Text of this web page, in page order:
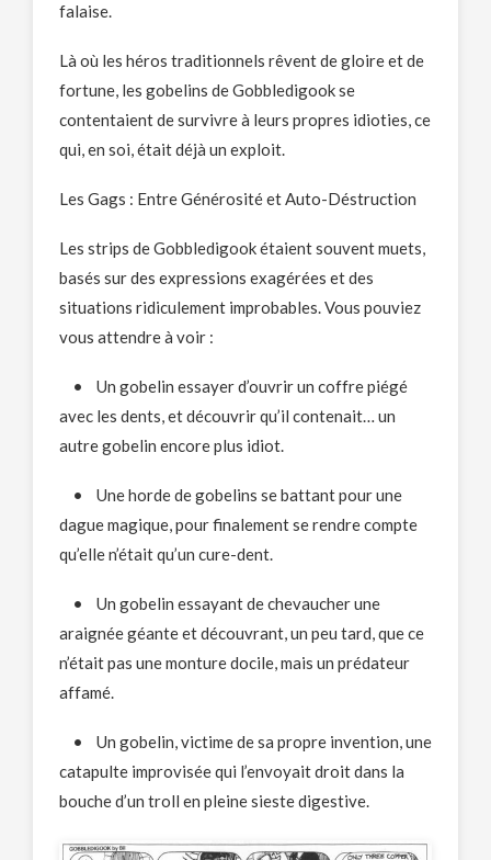
falaise.
Là où les héros traditionnels rêvent de gloire et de
fortune, les gobelins de Gobbledigook se
contentaient de survivre à leurs propres idioties, ce
qui, en soi, était déjà un exploit.
Les Gags : Entre Générosité et Auto-Déstruction
Les strips de Gobbledigook étaient souvent muets,
basés sur des expressions exagérées et des
situations ridiculement improbables. Vous pouviez
vous attendre à voir :
• Un gobelin essayer d’ouvrir un coffre piégé
avec les dents, et découvrir qu’il contenait… un
autre gobelin encore plus idiot.
• Une horde de gobelins se battant pour une
dague magique, pour finalement se rendre compte
qu’elle n’était qu’un cure-dent.
• Un gobelin essayant de chevaucher une
araignée géante et découvrant, un peu tard, que ce
n’était pas une monture docile, mais un prédateur
affamé.
• Un gobelin, victime de sa propre invention, une
catapulte improvisée qui l’envoyait droit dans la
bouche d’un troll en pleine sieste digestive.